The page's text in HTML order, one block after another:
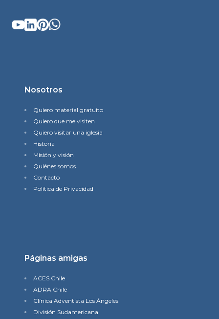
Nosotros
Quiero material gratuito
Quiero que me visiten
Quiero visitar una iglesia
Historia
Misión y visión
Quiénes somos
Contacto
Política de Privacidad
Páginas amigas
ACES Chile
ADRA Chile
Clínica Adventista Los Ángeles
División Sudamericana